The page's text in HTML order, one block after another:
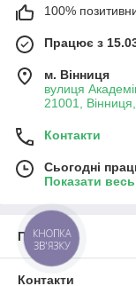
100%
Працює з
м. Вінниця
вулиця
21001,
Контакти
Сьогодні
Показати
Про нас
Контакти
КНОПКА
ЗВ'ЯЗКУ